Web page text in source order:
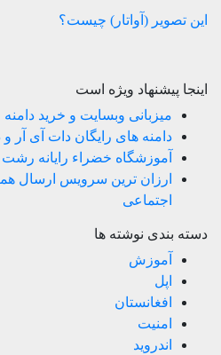
این تصویر (آواتار) چیست؟
اینجا پیشنهاد ویژه است
میزبانی وبسایت و خرید دامنه
دامنه های رایگان دات آی آر
آموزشگاه خضراء رایانه رشت
ارزان ترین سرویس ارسال
اجتماعی
دسته بندی نوشته ها
آموزش
اپل
افغانستان
امنیت
اندروید